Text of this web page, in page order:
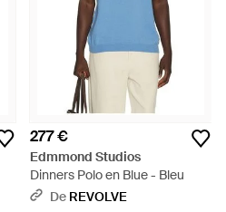
277 €
Edmmond Studios
Dinners Polo en Blue - Bleu
De REVOLVE